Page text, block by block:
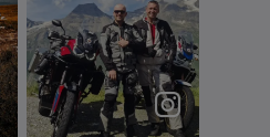
Překrásné Italské
dolomity, Rakouský
Grossglockner...